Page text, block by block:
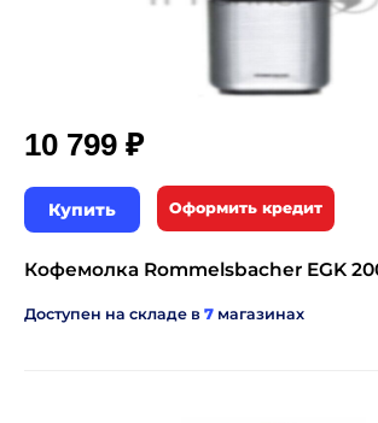
10 799 ₽
Купить Оформить кредит
Кофемолка Rommelsbacher EGK
Доступен на складе в 7 магазинах